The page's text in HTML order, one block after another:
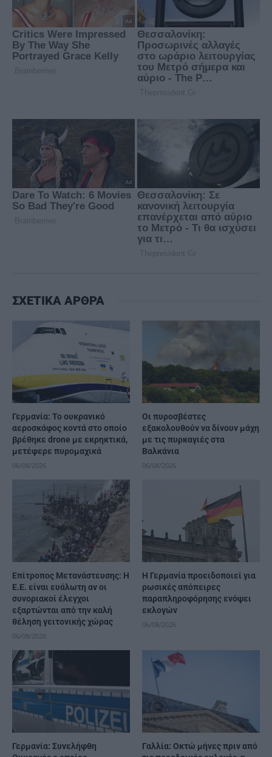
ΣΧΕΤΙΚΑ ΑΡΘΡΑ
Γερμανία: Το ουκρανικό
αεροσκάφος κοντά στο οποίο
βρέθηκε drone με εκρηκτικά,
μετέφερε πυρομαχικά
06/08/2026
Οι πυροσβέστες
εξακολουθούν να δίνουν μάχη
με τις πυρκαγιές στα
Βαλκάνια
06/08/2026
Επίτροπος Μετανάστευσης: Η
Ε.Ε. είναι ευάλωτη αν οι
συνοριακοί έλεγχοι
εξαρτώνται από την καλή
θέληση γειτονικής χώρας
06/08/2026
Η Γερμανία προειδοποιεί για
ρωσικές απόπειρες
παραπληροφόρησης ενόψει
εκλογών
06/08/2026
Γερμανία: Συνελήφθη
Γαλλία: Οκτώ μήνες πριν από